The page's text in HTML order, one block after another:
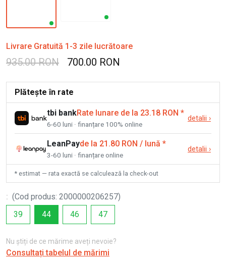
Livrare Gratuită 1-3 zile lucrătoare
935.00 RON 700.00 RON
Plătește în rate
tbi bankRate lunare de la 23.18 RON *
6-60 luni · finanțare 100% online
detalii ›
LeanPayde la 21.80 RON / lună *
3-60 luni · finanțare online
detalii ›
* estimat — rata exactă se calculează la check-out
: (Cod produs: 2000000206257)
39
44 46 47
Nu știți de ce mărime aveți nevoie?
Consultați tabelul de mărimi